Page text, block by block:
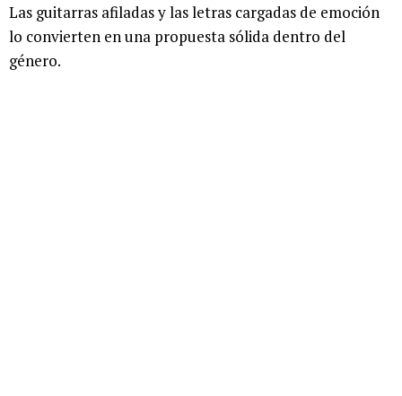
Las guitarras afiladas y las letras cargadas de emoción
lo convierten en una propuesta sólida dentro del
género.